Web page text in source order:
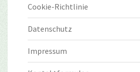
Cookie-Richtlinie
Datenschutz
Impressum